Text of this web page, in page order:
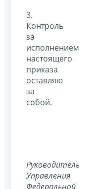
3.
Контроль
за
исполнением
настоящего
приказа
оставляю
за
собой.
Руководитель
Управления
Федеральной